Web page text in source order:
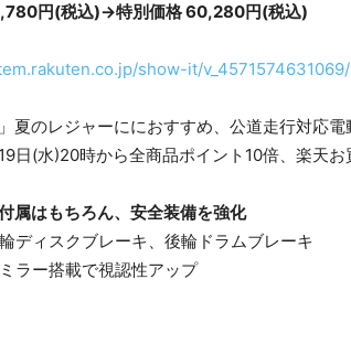
円(税込)→特別価格 60,280円(税込)
show-it/v_4571574631069/
属はもちろん、安全装備を強化
ィスクブレーキ、後輪ドラムブレーキ
ラー搭載で視認性アップ